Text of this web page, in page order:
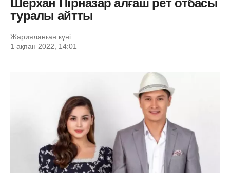
Шерхан Пірназар алғаш рет отбасы
туралы айтты
Жарияланған күні:
1 ақпан 2022, 14:01